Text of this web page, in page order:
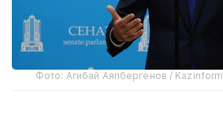
Фото: Агибай Аяпбергенов / Kazinform